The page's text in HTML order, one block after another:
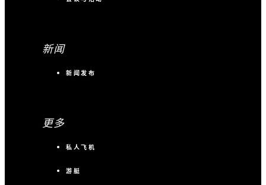
新闻
新闻发布
更多
私人飞机
游艇